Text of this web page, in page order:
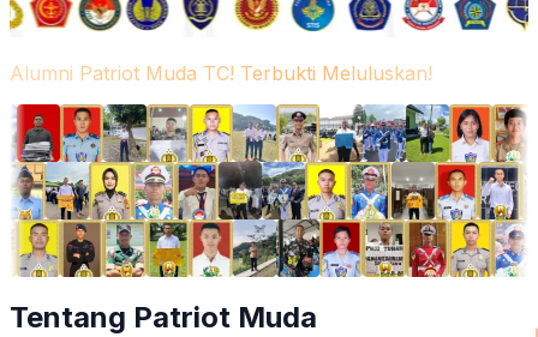
Alumni Patriot Muda TC! Terbukti Meluluskan!
Tentang Patriot Muda